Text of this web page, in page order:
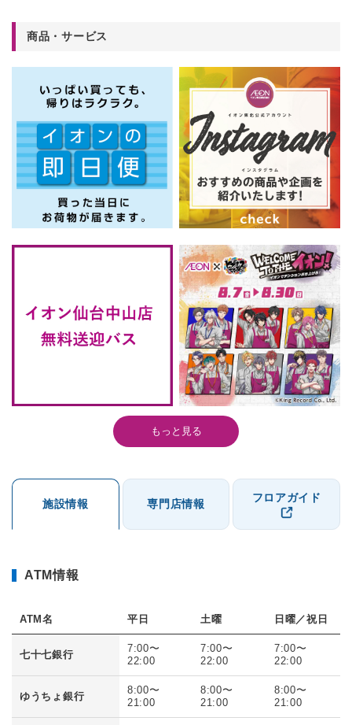
商品・サービス
もっと見る
施設情報 専門店情報 フロアガイド
ATM情報
ATM名 平日 土曜 日曜／祝日
七十七銀行
7:00〜
22:00
7:00〜
22:00
7:00〜
22:00
ゆうちょ銀行
8:00〜
21:00
8:00〜
21:00
8:00〜
21:00